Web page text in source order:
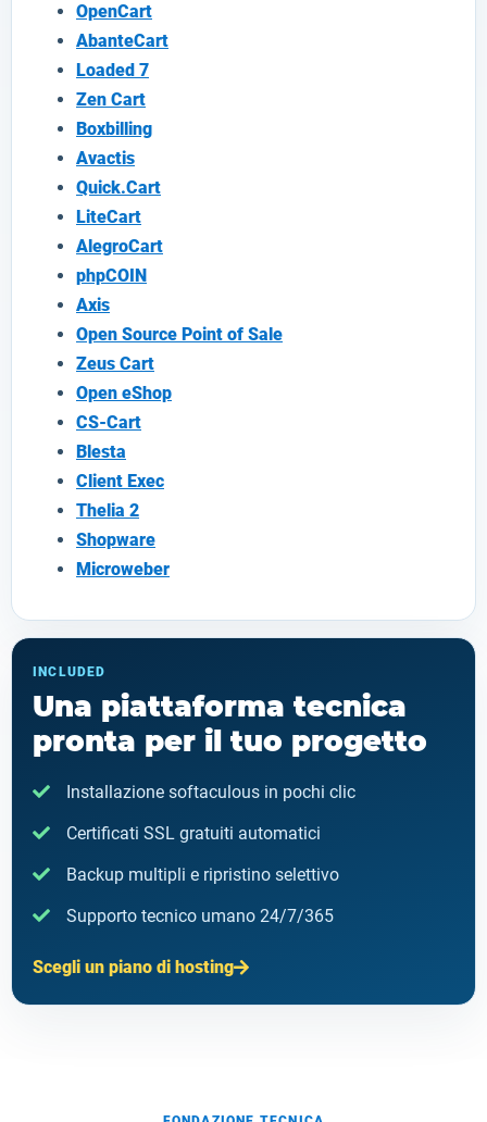
OpenCart
AbanteCart
Loaded 7
Zen Cart
Boxbilling
Avactis
Quick.Cart
LiteCart
AlegroCart
phpCOIN
Axis
Open Source Point of Sale
Zeus Cart
Open eShop
CS-Cart
Blesta
Client Exec
Thelia 2
Shopware
Microweber
INCLUDED
Una piattaforma tecnica
pronta per il tuo progetto
Installazione softaculous in pochi clic
Certificati SSL gratuiti automatici
Backup multipli e ripristino selettivo
Supporto tecnico umano 24/7/365
Scegli un piano di hosting